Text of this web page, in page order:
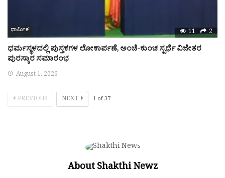
ಧಾರ್ಮಿಕ 11 2
ಧರ್ಮಸ್ಥಳದಲ್ಲಿ ಪುಸ್ತಕಗಳ ಲೋಕಾರ್ಪಣೆ, ಅಂಚೆ-ಕುಂಚ ಸ್ಪರ್ಧೆ ವಿಜೇತರ
ಪುರಸ್ಕಾರ ಸಮಾರಂಭ
August 1, 2026
PREVIOUS NEXT 1 of37
About Shakthi Newz